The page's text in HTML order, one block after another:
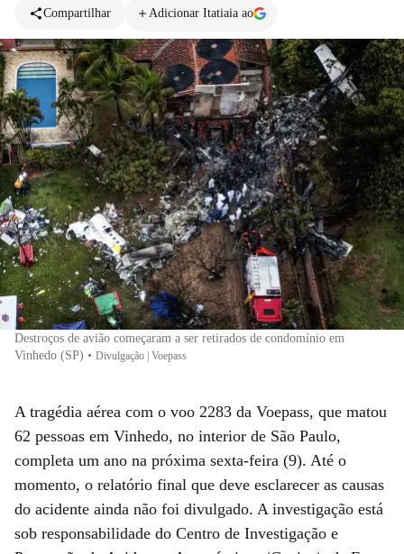
Compartilhar
Adicionar Itatiaia ao
Destroços de avião começaram a ser retirados de condomínio em
Vinhedo (SP) • Divulgação | Voepass
A tragédia aérea com o voo 2283 da Voepass, que matou
62 pessoas em Vinhedo, no interior de São Paulo,
completa um ano na próxima sexta-feira (9). Até o
momento, o relatório final que deve esclarecer as causas
do acidente ainda não foi divulgado. A investigação está
sob responsabilidade do Centro de Investigação e